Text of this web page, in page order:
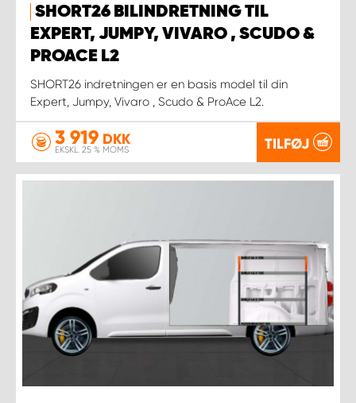
SHORT26 BILINDRETNING TIL
EXPERT, JUMPY, VIVARO , SCUDO &
PROACE L2
SHORT26 indretningen er en basis model til din
Expert, Jumpy, Vivaro , Scudo & ProAce L2.
3 919 DKK
EKSKL. 25 % MOMS TILFØJ